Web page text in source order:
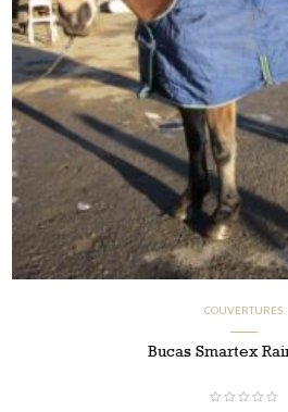
COUVERTURES
Bucas Smartex